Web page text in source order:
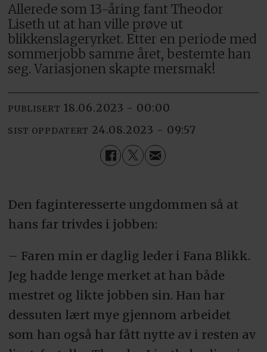
Allerede som 13-åring fant Theodor
Liseth ut at han ville prøve ut
blikkenslageryrket. Etter en periode med
sommerjobb samme året, bestemte han
seg. Variasjonen skapte mersmak!
PUBLISERT 18.06.2023 - 00:00
SIST OPPDATERT 24.08.2023 - 09:57
Den faginteresserte ungdommen så at
hans far trivdes i jobben:
– Faren min er daglig leder i Fana Blikk.
Jeg hadde lenge merket at han både
mestret og likte jobben sin. Han har
dessuten lært mye gjennom arbeidet
som han også har fått nytte av i resten av